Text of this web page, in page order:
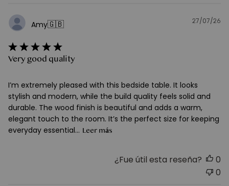
Amy🇬🇧
Very good quality
I’m extremely pleased with this bedside table. It looks
stylish and modern, while the build quality feels solid and
durable. The wood finish is beautiful and adds a warm,
elegant touch to the room. It’s the perfect size for keeping
everyday essential... Leer más
27/07/26
¿Fue útil esta reseña?
0
0